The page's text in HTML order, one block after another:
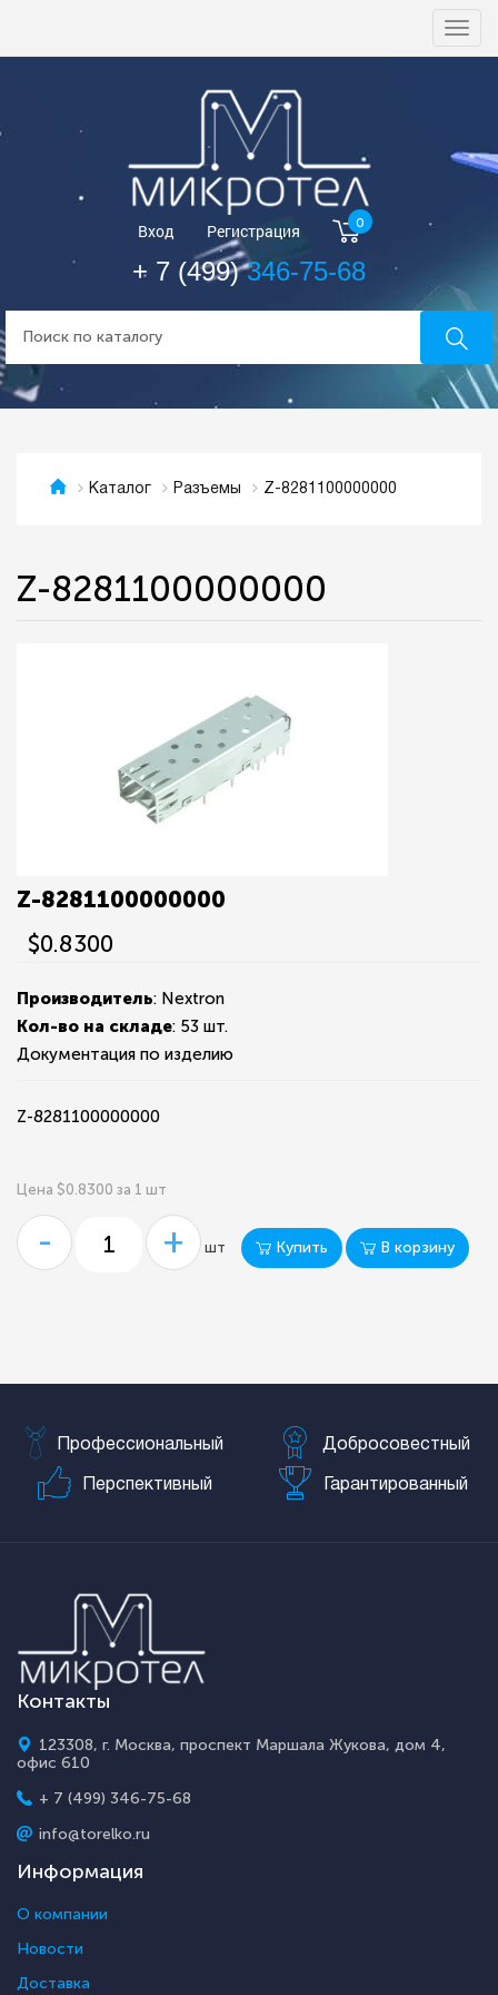
Вход Регистрация 0
+ 7 (499)346-75-68
Каталог Разъемы Z-8281100000000
Z-8281100000000
Z-8281100000000
$0.8300
Производитель: Nextron
Кол-во на складе: 53 шт.
Документация по изделию
Z-8281100000000
Цена $0.8300 за 1 шт
- + шт Купить В корзину
Профессиональный Добросовестный
Перспективный Гарантированный
Контакты
123308, г. Москва, проспект Маршала Жукова, дом 4,
офис 610
+ 7 (499) 346-75-68
info@torelko.ru
Информация
О компании
Новости
Доставка